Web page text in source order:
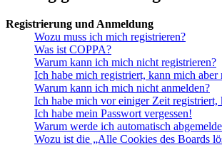
Registrierung und Anmeldung
Wozu muss ich mich registrieren?
Was ist COPPA?
Warum kann ich mich nicht registrieren?
Ich habe mich registriert, kann mich aber
Warum kann ich mich nicht anmelden?
Ich habe mich vor einiger Zeit
Ich habe mein Passwort vergessen!
Warum werde ich automatisch
Wozu ist die „Alle Cookies des Boards